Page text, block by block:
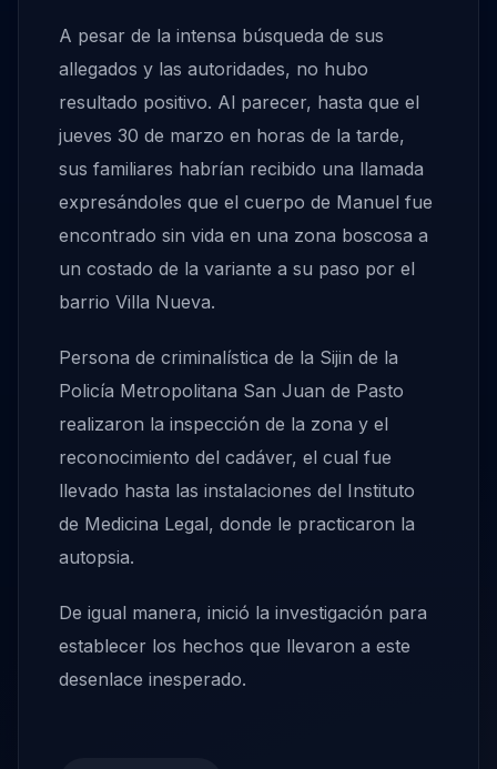
A pesar de la intensa búsqueda de sus
allegados y las autoridades, no hubo
resultado positivo. Al parecer, hasta que el
jueves 30 de marzo en horas de la tarde,
sus familiares habrían recibido una llamada
expresándoles que el cuerpo de Manuel fue
encontrado sin vida en una zona boscosa a
un costado de la variante a su paso por el
barrio Villa Nueva.
Persona de criminalística de la Sijin de la
Policía Metropolitana San Juan de Pasto
realizaron la inspección de la zona y el
reconocimiento del cadáver, el cual fue
llevado hasta las instalaciones del Instituto
de Medicina Legal, donde le practicaron la
autopsia.
De igual manera, inició la investigación para
establecer los hechos que llevaron a este
desenlace inesperado.